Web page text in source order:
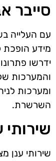
סייבר
עם העלייה
ידרשו
והמערכות
ומערכות
השרשרת.
שירותי
שירותי ענן